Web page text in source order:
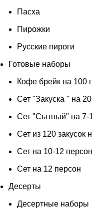
Пасха
Пирожки
Русские пироги
Готовые наборы
Кофе брейк на 100
Сет "Закуска " на
Сет "Сытный" на 7-
Сет из 120 закусок
Сет на 10-12 персон
Сет на 12 персон
Десерты
Десертные наборы